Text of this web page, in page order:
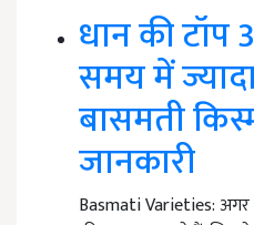
धान की टॉप
समय में
बासमती
जानकारी
Basmati Varieties: